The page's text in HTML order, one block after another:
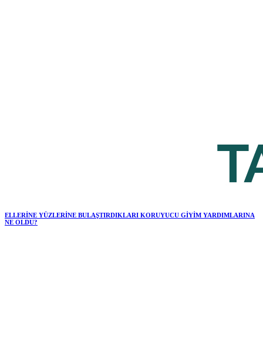
ELLERİNE YÜZLERİNE BULAŞTIRDIKLARI KORUYUCU GİYİM YARDIMLARINA
NE OLDU?